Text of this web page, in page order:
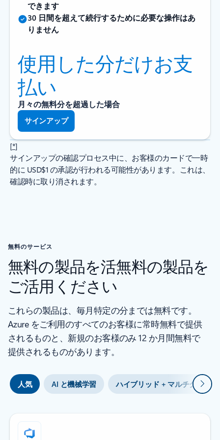
できます
30 日間を超えて続行するために必要な操作はあ
りません
使用した分だけお支
払い
月々の無料分を超過した場合
サインアップ
[*]
サインアップの確認プロセス中に、お客様のカードで一時
的に USD$1 の承認が行われる可能性があります。これは、
確認時に取り消されます。
無料のサービス
無料の製品を活無料の製品を
ご活用ください
これらの製品は、毎月特定の分までは無料です。
Azure をご利用のすべてのお客様に常時無料で提供
されるものと、新規のお客様のみ 12 か月間無料で
提供されるものがあります。
人気 AI と機械学習 ハイブリッド + マルチクラウド
次